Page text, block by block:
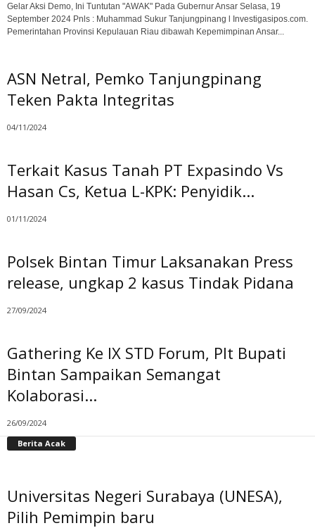
Gelar Aksi Demo, Ini Tuntutan "AWAK" Pada Gubernur Ansar Selasa, 19
September 2024 Pnls : Muhammad Sukur Tanjungpinang l Investigasipos.com.
Pemerintahan Provinsi Kepulauan Riau dibawah Kepemimpinan Ansar...
ASN Netral, Pemko Tanjungpinang
Teken Pakta Integritas
04/11/2024
Terkait Kasus Tanah PT Expasindo Vs
Hasan Cs, Ketua L-KPK: Penyidik...
01/11/2024
Polsek Bintan Timur Laksanakan Press
release, ungkap 2 kasus Tindak Pidana
27/09/2024
Gathering Ke IX STD Forum, Plt Bupati
Bintan Sampaikan Semangat
Kolaborasi...
26/09/2024
Berita Acak
Universitas Negeri Surabaya (UNESA),
Pilih Pemimpin baru